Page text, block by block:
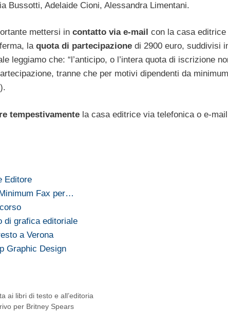
Bussotti, Adelaide Cioni, Alessandra Limentani.
mettersi in contatto via e-mail con la casa editrice
la quota di partecipazione di 2900 euro, suddivisi
leggiamo che: “l’anticipo, o l’intera quota di iscrizione
tranne che per motivi dipendenti da
tempestivamente la casa editrice via telefonica o e-
Editore
Fax per…
di grafica editoriale
a Verona
Graphic Design
ai libri di testo e all’editoria
per Britney Spears